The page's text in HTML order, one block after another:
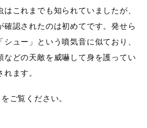
はこれまでも知られていましたが、
確認されたのは初めてです。発せら
シュー」という噴気音に似ており、
などの天敵を威嚇して身を護ってい
ます。
をご覧ください。